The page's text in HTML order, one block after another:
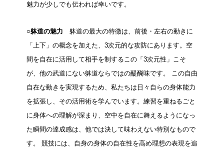
魅力が少しでも伝われば幸いです。
○躰道の魅力 躰道の最大の特徴は、前後・左右の動きに
「上下」の概念を加えた、3次元的な攻防にあります。空
間を自在に活用して相手を制するこの「3次元性」こそ
が、他の武道にない躰道ならではの醍醐味です。 この自由
自在な動きを実現するため、私たちは日々自らの身体能力
を拡張し、その活用術を学んでいます。練習を重ねるごと
に身体への理解が深まり、空中を自在に舞えるようになっ
た瞬間の達成感は、他では決して味わえない特別なもので
す。 競技には、自身の身体の自在性を高め理想の表現を追